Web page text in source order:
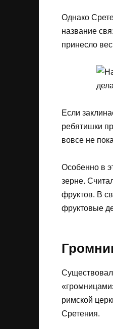
Однако
название
принесло
Если
ребятишки
вовсе не
Особенно в
зерне.
фруктов. В
фруктовые
римской
Сретения.